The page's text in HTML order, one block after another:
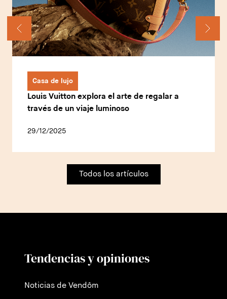
Casa de lujo
Louis Vuitton explora el arte de regalar a
través de un viaje luminoso
29/12/2025
Todos los artículos
Tendencias y opiniones
Noticias de Vendôm